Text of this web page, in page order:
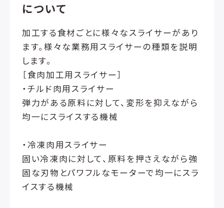
について
加工する食材ごとに様々なスライサーがあり
ます。様々な業務用スライサーの種類を説明
します。
［食肉加工用スライサー］
・チルド肉用スライサー
弾力がある原料に対して、変形を抑えながら
均一にスライスする機械
・冷凍肉用スライサー
固い冷凍肉に対して、原料を押さえながら強
固な刃物とパワフルなモーターで均一にスラ
イスする機械